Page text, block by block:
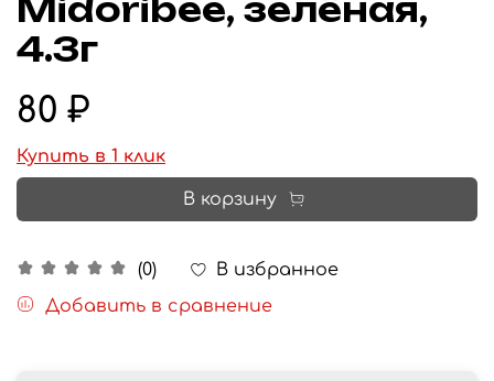
Midoribee, зелёная,
4.3г
(0)
В избранное
Добавить в сравнение
80 ₽
Купить в 1 клик
В корзину